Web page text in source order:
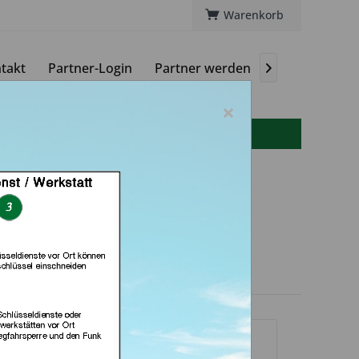
Warenkorb
Partner-Login Partner werden 
Schlüssedienst (in
×